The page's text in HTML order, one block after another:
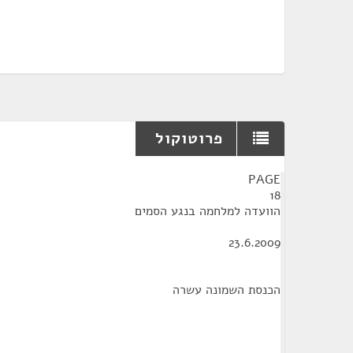
פרוטוקול
PAGE
18
הוועדה למלחמה בנגע הסמים
23.6.2009
הכנסת השמונה עשרה